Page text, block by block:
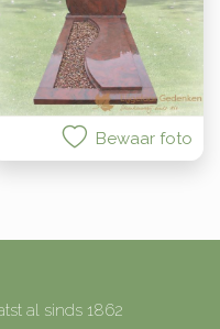
Bewaar foto
al sinds 1862